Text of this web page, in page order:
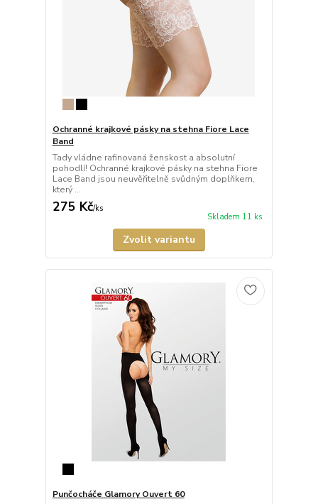
Ochranné krajkové pásky na stehna Fiore Lace
Band
Tady vládne rafinovaná ženskost a absolutní
pohodlí! Ochranné krajkové pásky na stehna Fiore
Lace Band jsou neuvěřitelně svůdným doplňkem,
který ...
275 Kč/ks
Skladem 11 ks
Zvolit variantu
Punčocháče Glamory Ouvert 60